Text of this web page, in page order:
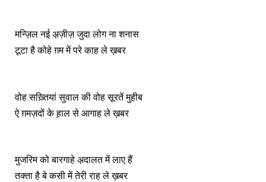
मन्ज़िल नई अ़ज़ीज़ जुदा लोग ना शनास
टूटा है कोहे ग़म में परे काह ले ख़बर
वोह सख़्तियां सुवाल की वोह सूरतें मुहीब
ऐ ग़मज़दों के ह़ाल से आगाह ले ख़बर
मुजरिम को बारगाहे अ़दालत में लाए हैं
तक्ता है बे कसी में तेरी राह ले ख़बर